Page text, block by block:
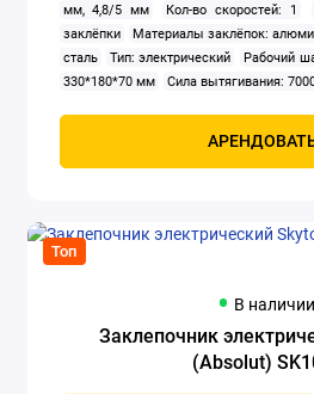
Компрессоры
Краскораспылители
Мойки высокого давления
Отбойные молотки
Прожекторы электрические
мм, 4,8/5 мм
Кол-во скоростей: 1
заклёпки
Материалы заклёпок:
сталь
Тип: электрический Рабочий
330*180*70 мм
Сила вытягивания:
Топ
В наличии
Заклепочник
(Absolut)